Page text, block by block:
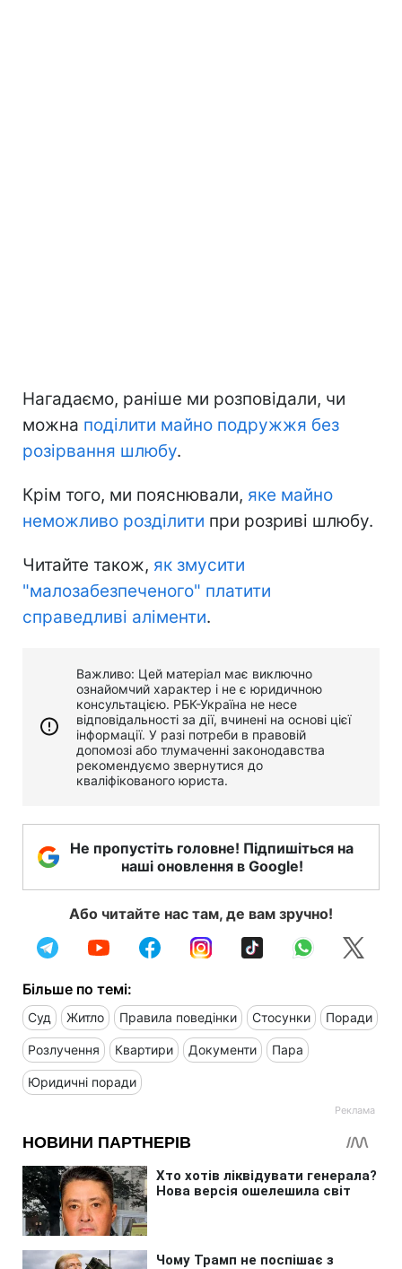
Нагадаємо, раніше ми розповідали, чи
можна поділити майно подружжя без
розірвання шлюбу.
Крім того, ми пояснювали, яке майно
неможливо розділити при розриві шлюбу.
Читайте також, як змусити
"малозабезпеченого" платити
справедливі аліменти.
Важливо: Цей матеріал має виключно
ознайомчий характер і не є юридичною
консультацією. РБК-Україна не несе
відповідальності за дії, вчинені на основі цієї
інформації. У разі потреби в правовій
допомозі або тлумаченні законодавства
рекомендуємо звернутися до
кваліфікованого юриста.
Не пропустіть головне! Підпишіться на
наші оновлення в Google!
Або читайте нас там, де вам зручно!
Більше по темі:
Суд Житло Правила поведінки Стосунки Поради
Розлучення Квартири Документи Пара
Юридичні поради